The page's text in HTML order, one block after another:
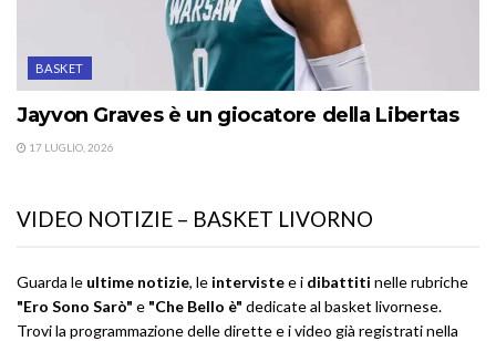
BASKET
Jayvon Graves è un giocatore della Libertas
17 LUGLIO, 2026
VIDEO NOTIZIE – BASKET LIVORNO
Guarda le ultime notizie, le intervistee i dibattiti nelle rubriche
"Ero Sono Sarò" e "Che Bello è" dedicate al basket livornese.
Trovi la programmazione delle dirette e i video già registrati nella